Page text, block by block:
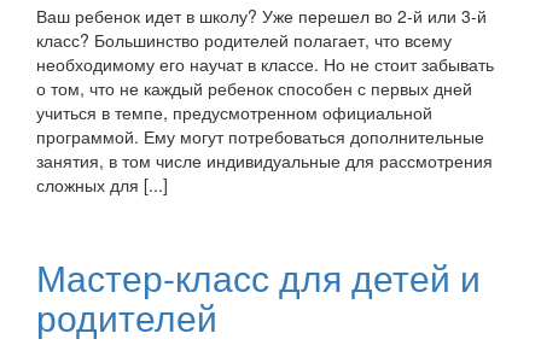
Ваш ребенок идет в школу? Уже перешел во 2-й или 3-й
класс? Большинство родителей полагает, что всему
необходимому его научат в классе. Но не стоит забывать
о том, что не каждый ребенок способен с первых дней
учиться в темпе, предусмотренном официальной
программой. Ему могут потребоваться дополнительные
занятия, в том числе индивидуальные для рассмотрения
сложных для [...]
Мастер-класс для детей и
родителей